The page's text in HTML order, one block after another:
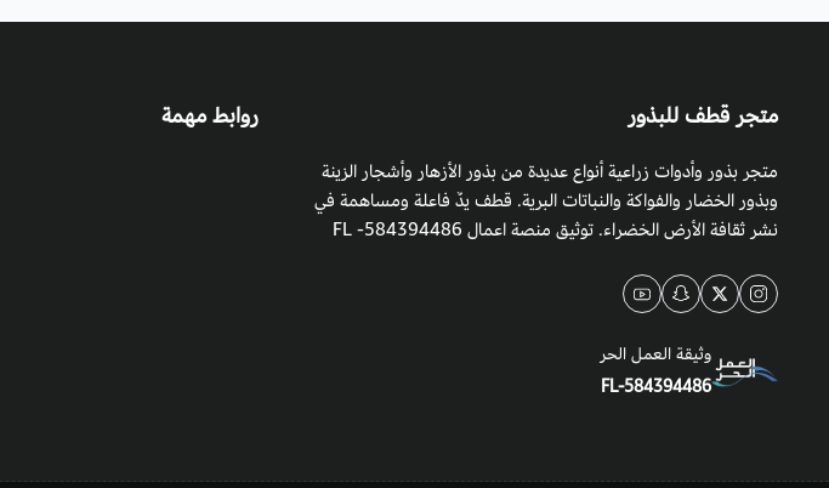
متجر قطف للبذور
متجر بذور وأدوات زراعية أنواع عديدة من بذور الأزهار وأشجار الزينة
وبذور الخضار والفواكة والنباتات البرية. قطف يدٌ فاعلة ومساهمة في
نشر ثقافة الأرض الخضراء. توثيق منصة اعمال 584394486- FL
وثيقة العمل الحر
FL-584394486
روابط مهمة